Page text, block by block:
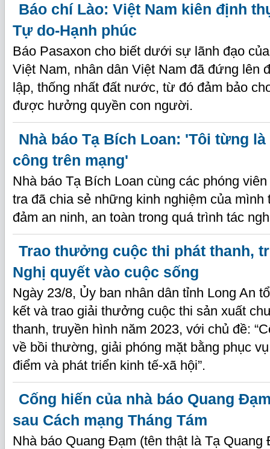
Báo chí Lào: Việt Nam kiên định
Tự do-Hạnh phúc
Báo Pasaxon cho biết dưới sự lãnh đạo
Việt Nam, nhân dân Việt Nam đã đứng lên
lập, thống nhất đất nước, từ đó đảm bảo
được hưởng quyền con người.
Nhà báo Tạ Bích Loan: 'Tôi từng
công trên mạng'
Nhà báo Tạ Bích Loan cùng các phóng
tra đã chia sẻ những kinh nghiệm của mình
đảm an ninh, an toàn trong quá trình tác
Trao thưởng cuộc thi phát thanh,
Nghị quyết vào cuộc sống
Ngày 23/8, Ủy ban nhân dân tỉnh Long An
kết và trao giải thưởng cuộc thi sản xuất
thanh, truyền hình năm 2023, với chủ đề:
về bồi thường, giải phóng mặt bằng phục
điểm và phát triển kinh tế-xã hội”.
Cống hiến của nhà báo Quang
sau Cách mạng Tháng Tám
Nhà báo Quang Đạm (tên thật là Tạ Quang